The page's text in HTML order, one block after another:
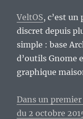
VeltOS, c’est un
discret depuis
simple : base
d’outils Gnome
graphique
Dans un
du 2 octobre